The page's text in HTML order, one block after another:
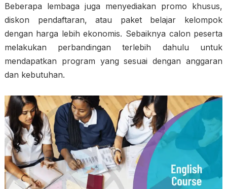
Beberapa lembaga juga menyediakan promo khusus,
diskon pendaftaran, atau paket belajar kelompok
dengan harga lebih ekonomis. Sebaiknya calon peserta
melakukan perbandingan terlebih dahulu untuk
mendapatkan program yang sesuai dengan anggaran
dan kebutuhan.